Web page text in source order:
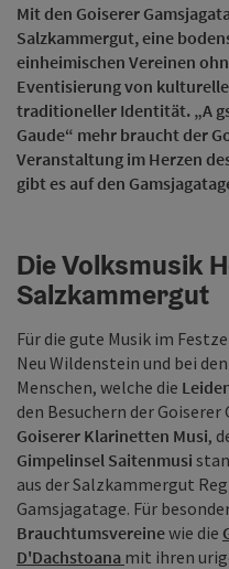
Mit den Goiserer
Salzkammergut, eine
einheimischen Vereinen
Eventisierung von
traditioneller Identität. „A
Gaude“ mehr braucht der
Veranstaltung im Herzen
gibt es auf den
Die Volksmusik
Salzkammergut
Für die gute Musik im
Neu Wildenstein und bei
Menschen, welche die
den Besuchern der
Goiserer Klarinetten Musi,
Gimpelinsel Saitenmusi
aus der Salzkammergut
Gamsjagatage. Für
Brauchtumsvereinewie die
D'Dachstoana mit ihren